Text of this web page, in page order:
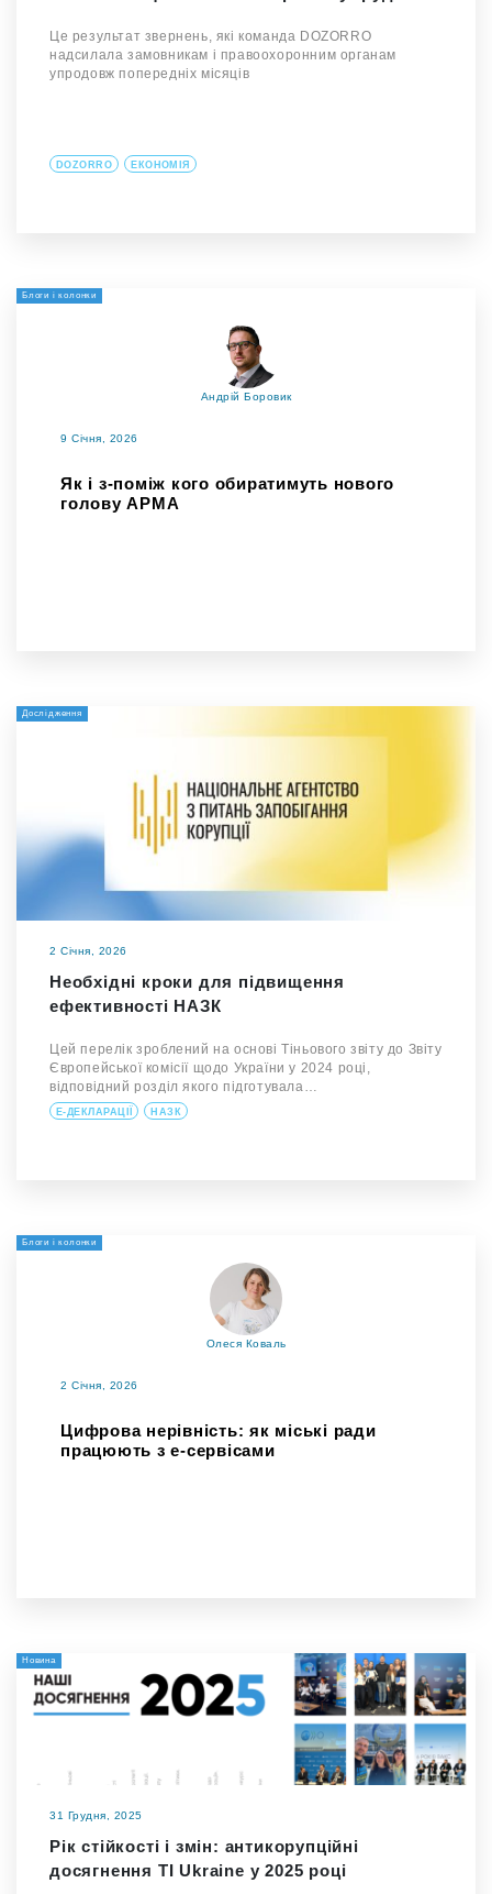
Це результат звернень, які команда DOZORRO
надсилала замовникам і правоохоронним органам
упродовж попередніх місяців
DOZORRO ЕКОНОМІЯ
Блоги і колонки
Андрій Боровик
9 Січня, 2026
Як і з-поміж кого обиратимуть нового
голову АРМА
Дослідження
2 Січня, 2026
Необхідні кроки для підвищення
ефективності НАЗК
Цей перелік зроблений на основі Тіньового звіту до Звіту
Європейської комісії щодо України у 2024 році,
відповідний розділ якого підготувала…
Е-ДЕКЛАРАЦІЇ НАЗК
Блоги і колонки
Олеся Коваль
2 Січня, 2026
Цифрова нерівність: як міські ради
працюють з е-сервісами
Новина
31 Грудня, 2025
Рік стійкості і змін: антикорупційні
досягнення TI Ukraine у 2025 році